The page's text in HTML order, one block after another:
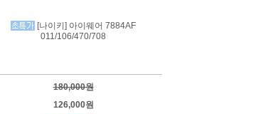
[나이키] 아이웨어 7884AF
011/106/470/708
180,000원
126,000원